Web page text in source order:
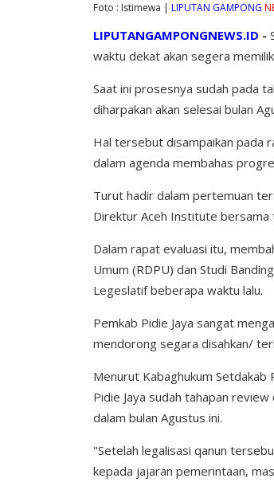
Foto : Istimewa | LIPUTAN GAMPONG
LIPUTANGAMPONGNEWS.ID -
waktu dekat akan segera
Saat ini prosesnya sudah pada
diharpakan akan selesai bulan
Hal tersebut disampaikan pada
dalam agenda membahas
Turut hadir dalam pertemuan
Direktur Aceh Institute bersama
Dalam rapat evaluasi itu,
Umum (RDPU) dan Studi
Legeslatif beberapa waktu lalu.
Pemkab Pidie Jaya sangat
mendorong segara disahkan/
Menurut Kabaghukum Setdakab
Pidie Jaya sudah tahapan
dalam bulan Agustus ini.
"Setelah legalisasi qanun
kepada jajaran pemerintaan,